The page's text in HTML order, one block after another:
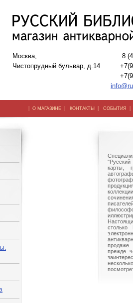
Москва,
Чистопрудный бульвар, д.14
8
| О МАГАЗИНЕ | КОНТАКТЫ | СОБЫТИЯ
"Русский
карты,
столько
прежде